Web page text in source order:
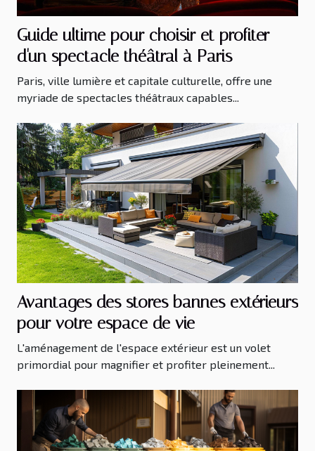
Guide ultime pour choisir et profiter
d'un spectacle théâtral à Paris
Paris, ville lumière et capitale culturelle, offre une
myriade de spectacles théâtraux capables...
Avantages des stores bannes extérieurs
pour votre espace de vie
L'aménagement de l'espace extérieur est un volet
primordial pour magnifier et profiter pleinement...